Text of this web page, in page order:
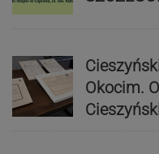
Okocim.